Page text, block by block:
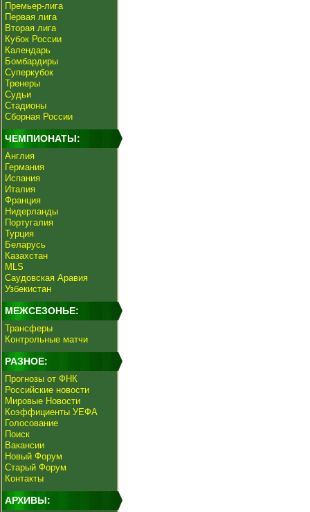
Премьер-лига
Первая лига
Вторая лига
Кубок России
Календарь
Бомбардиры
Суперкубок
Тренеры
Судьи
Стадионы
Сборная России
ЧЕМПИОНАТЫ:
Англия
Германия
Испания
Италия
Франция
Нидерланды
Португалия
Турция
Беларусь
Казахстан
MLS
Саудовская Аравия
Узбекистан
МЕЖСЕЗОНЬЕ:
Трансферы
Контрольные матчи
РАЗНОЕ:
Прогнозы от ФНК
Российские новости
Мировые Новости
Коэффициенты УЕФА
Голосование
Поиск
Вакансии
Новый Форум
Старый Форум
Контакты
АРХИВЫ: